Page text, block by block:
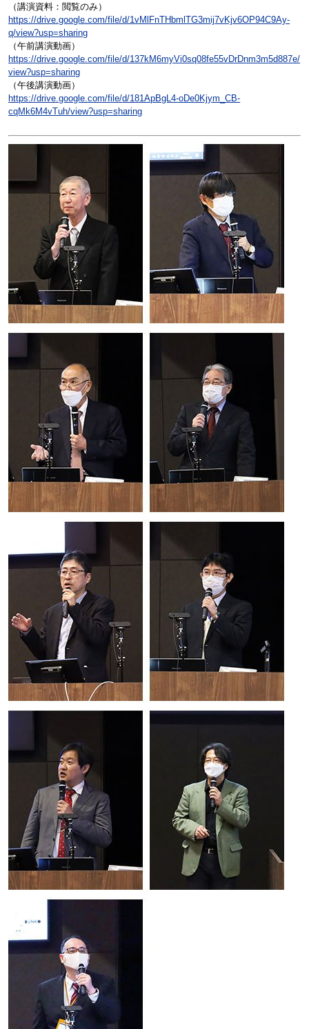
（講演資料：閲覧のみ）
https://drive.google.com/file/d/1vMlFnTHbmlTG3mij7vKjv6OP94C9Ay-
q/view?usp=sharing
（午前講演動画）
https://drive.google.com/file/d/137kM6myVi0sq08fe55vDrDnm3m5d887e/
view?usp=sharing
（午後講演動画）
https://drive.google.com/file/d/181ApBgL4-oDe0Kjym_CB-
cqMk6M4vTuh/view?usp=sharing